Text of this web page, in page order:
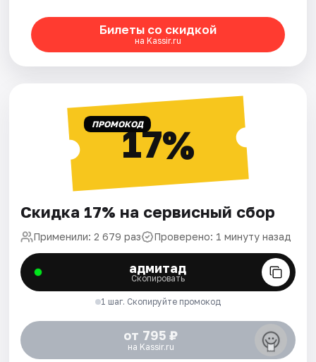
Билеты со скидкой
на Kassir.ru
ПРОМОКОД17%
Скидка 17% на сервисный сбор
Применили: 2 679 раз Проверено: 1 минуту назад
адмитад
Скопировать
1 шаг. Скопируйте промокод
от 795 ₽
на Kassir.ru